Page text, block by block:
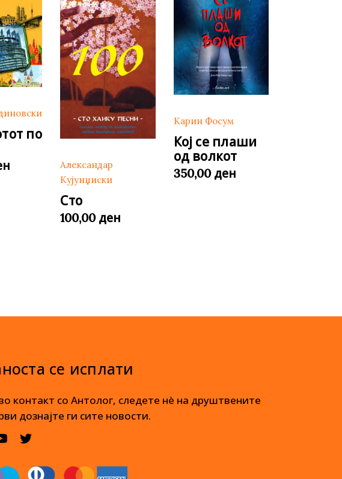
по
Александар
Кујунџиски
Сто
100,00 ден
Карин Фосум
Кој се плаши
од волкот
350,00 ден
се исплати
контакт со Антолог, следете нè на друштвените
дознајте ги сите новости.